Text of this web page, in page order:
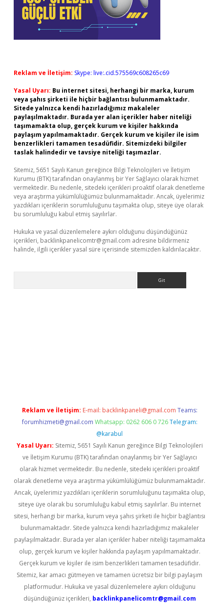
Reklam ve İletişim: Skype: live:.cid.575569c608265c69
Yasal Uyarı: Bu internet sitesi, herhangi bir marka, kurum
veya şahıs şirketi ile hiçbir bağlantısı bulunmamaktadır.
Sitede yalnızca kendi hazırladığımız makaleler
paylaşılmaktadır. Burada yer alan içerikler haber niteliği
taşımamakta olup, gerçek kurum ve kişiler hakkında
paylaşım yapılmamaktadır. Gerçek kurum ve kişiler ile isim
benzerlikleri tamamen tesadüfidir. Sitemizdeki bilgiler
taslak halindedir ve tavsiye niteliği taşımazlar.
Sitemiz, 5651 Sayılı Kanun gereğince Bilgi Teknolojileri ve İletişim
Kurumu (BTK) tarafından onaylanmış bir Yer Sağlayıcı olarak hizmet
vermektedir. Bu nedenle, sitedeki içerikleri proaktif olarak denetleme
veya araştırma yükümlülüğümüz bulunmamaktadır. Ancak, üyelerimiz
yazdıkları içeriklerin sorumluluğunu taşımakta olup, siteye üye olarak
bu sorumluluğu kabul etmiş sayılırlar.
Hukuka ve yasal düzenlemelere aykırı olduğunu düşündüğünüz
içerikleri, backlinkpanelicomtr@gmail.com adresine bildirmeniz
halinde, ilgili içerikler yasal süre içerisinde sitemizden kaldırılacaktır.
Reklam ve İletişim: E-mail: backlinkpaneli@gmail.com Teams:
forumhizmeti@gmail.com Whatsapp: 0262 606 0 726 Telegram:
@karabul
Yasal Uyarı: Sitemiz, 5651 Sayılı Kanun gereğince Bilgi Teknolojileri
ve İletişim Kurumu (BTK) tarafından onaylanmış bir Yer Sağlayıcı
olarak hizmet vermektedir. Bu nedenle, sitedeki içerikleri proaktif
olarak denetleme veya araştırma yükümlülüğümüz bulunmamaktadır.
Ancak, üyelerimiz yazdıkları içeriklerin sorumluluğunu taşımakta olup,
siteye üye olarak bu sorumluluğu kabul etmiş sayılırlar. Bu internet
sitesi, herhangi bir marka, kurum veya şahıs şirketi ile hiçbir bağlantısı
bulunmamaktadır. Sitede yalnızca kendi hazırladığımız makaleler
paylaşılmaktadır. Burada yer alan içerikler haber niteliği taşımamakta
olup, gerçek kurum ve kişiler hakkında paylaşım yapılmamaktadır.
Gerçek kurum ve kişiler ile isim benzerlikleri tamamen tesadüfidir.
Sitemiz, kar amacı gütmeyen ve tamamen ücretsiz bir bilgi paylaşım
platformudur. Hukuka ve yasal düzenlemelere aykırı olduğunu
düşündüğünüz içerikleri, backlinkpanelicomtr@gmail.com